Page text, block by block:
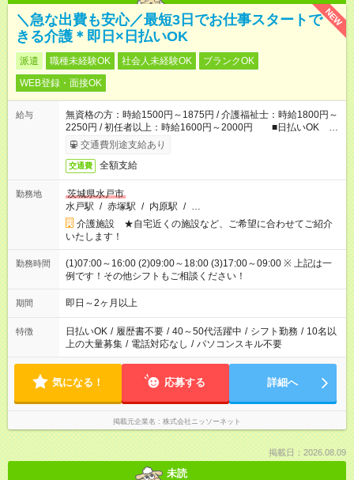
NEW
＼急な出費も安心／最短3日でお仕事スタートで
きる介護＊即日×日払いOK
派遣 職種未経験OK 社会人未経験OK
ブランクOK
WEB登録・面接OK
給与
無資格の方：時給1500円～1875円 / 介護福祉士：時給1800円～
2250円 / 初任者以上：時給1600円～2000円 ■日払いOK ■
日収例：1万2000円（時給1500円×8h）
交通費別途支給あり
交通費 全額支給
勤務地
茨城県水戸市
水戸駅 / 赤塚駅 / 内原駅 / …
介護施設 ★自宅近くの施設など、ご希望に合わせてご紹介
いたします！
勤務時間
(1)07:00～16:00 (2)09:00～18:00 (3)17:00～09:00 ※ 上記は一
例です！その他シフトもご相談ください！
期間 即日～2ヶ月以上
特徴 日払いOK / 履歴書不要 / 40～50代活躍中 / シフト勤務 / 10名以
上の大量募集 / 電話対応なし / パソコンスキル不要
気になる！ 応募する 詳細へ
掲載元企業名 株式会社ニッソーネット
掲載日：2026.08.09
未読